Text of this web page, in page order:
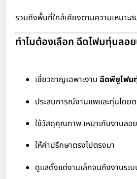
รวมถึงพื้นที่ใกล้เคียงตามความเหมาะ
ทำไมต้องเลือก ฉีดโฟมทุ่นลอ
เชี่ยวชาญเฉพาะงาน ฉีดพียูโฟม
ประสบการณ์งานแพและทุ่นโดย
ใช้วัสดุคุณภาพ เหมาะกับงานลอ
ให้คำปรึกษาตรงไปตรงมา
ดูแลตั้งแต่งานเล็กจนถึงงานระ